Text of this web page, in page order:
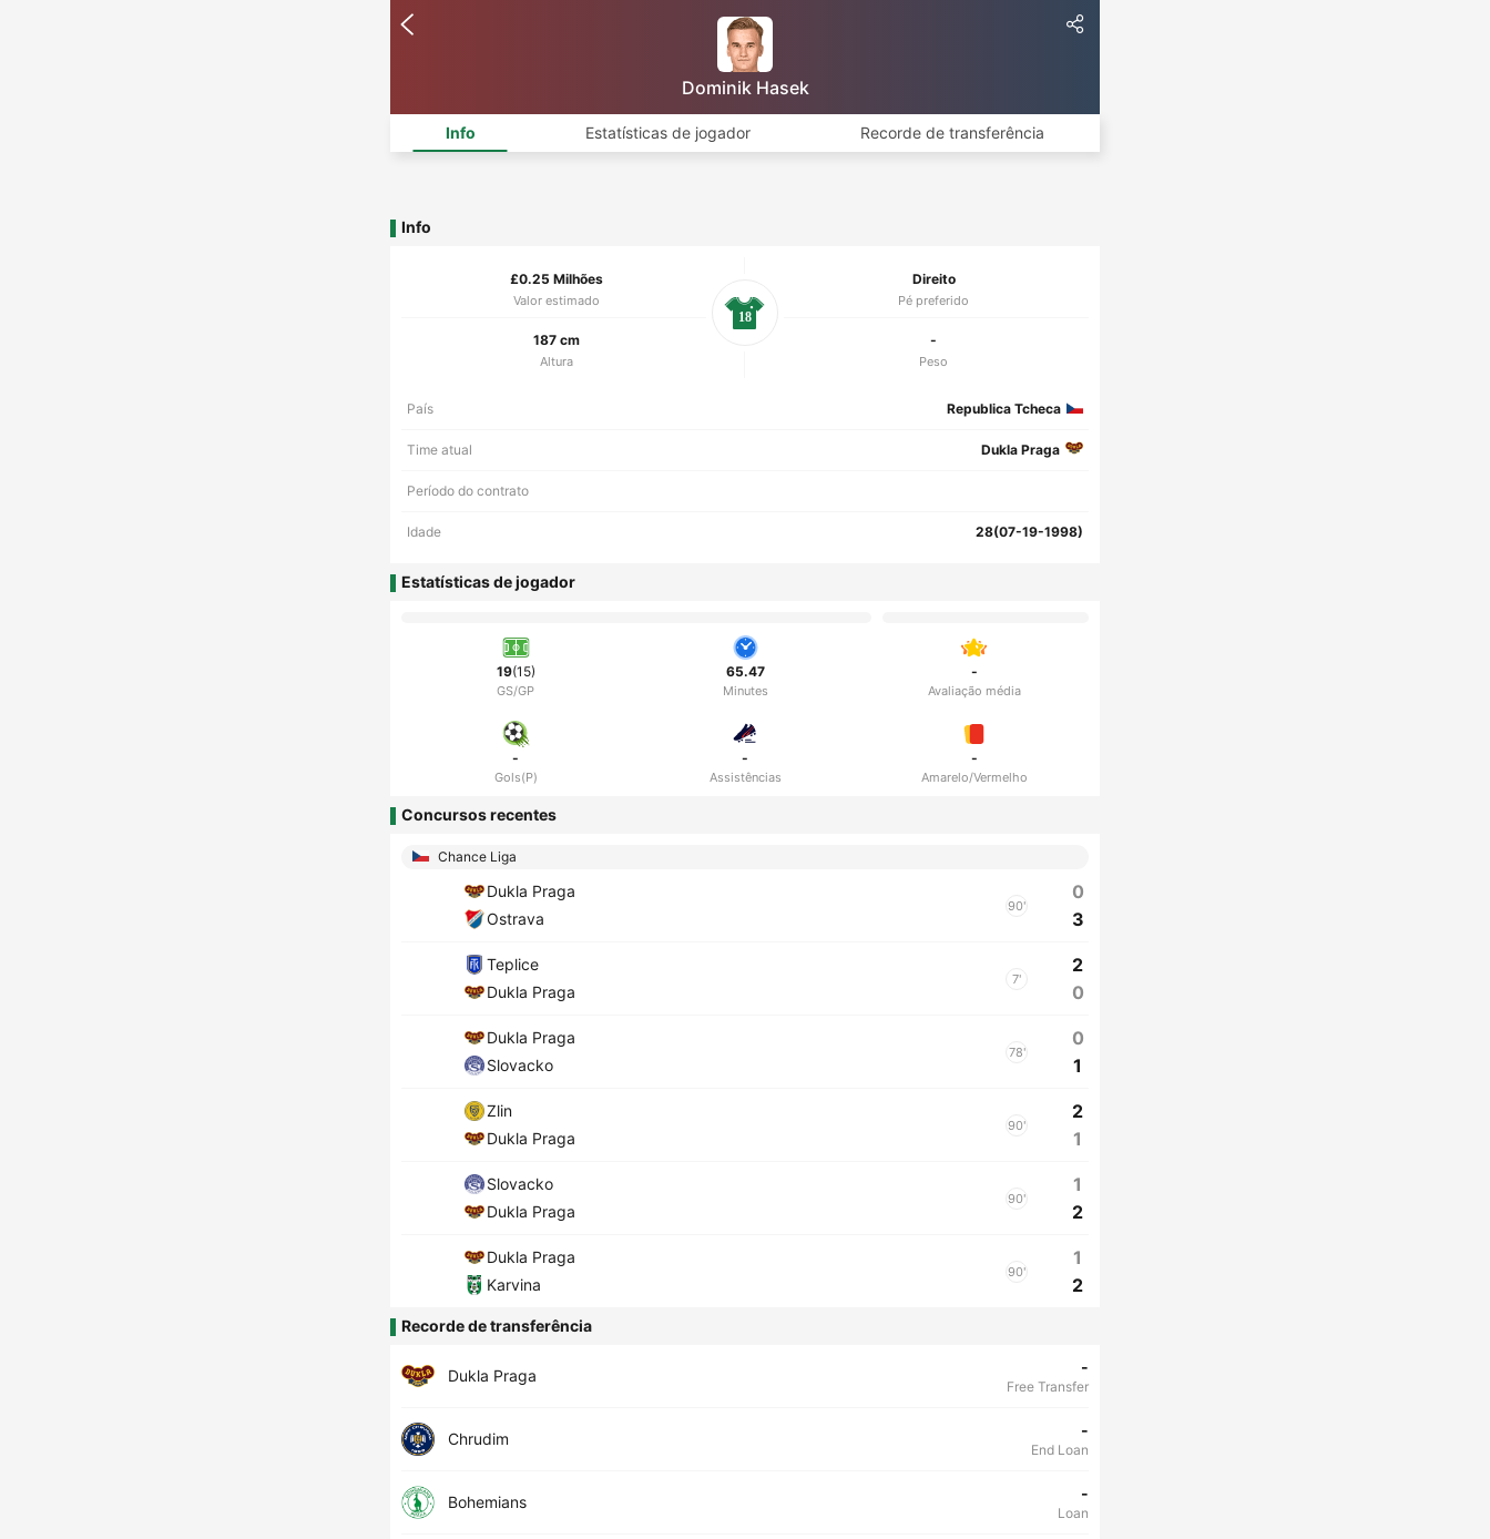
Dominik Hasek
Info Estatísticas de jogador Recorde de transferência
Info
£0.25 Milhões
Valor estimado
Direito
Pé preferido
187 cm
Altura
-
Peso
18
País Republica Tcheca
Time atual Dukla Praga
Período do contrato
Idade 28(07-19-1998)
Estatísticas de jogador
19(15)
GS/GP
65.47
Minutes
-
Avaliação média
-
Gols(P)
-
Assistências
-
Amarelo/Vermelho
Concursos recentes
Chance Liga
Dukla Praga
Ostrava
90'
0
3
Teplice
Dukla Praga
7'
2
0
Dukla Praga
Slovacko
78'
0
1
Zlin
Dukla Praga
90'
2
1
Slovacko
Dukla Praga
90'
1
2
Dukla Praga
Karvina
90'
1
2
Recorde de transferência
Dukla Praga -
Free Transfer
Chrudim -
End Loan
Bohemians -
Loan